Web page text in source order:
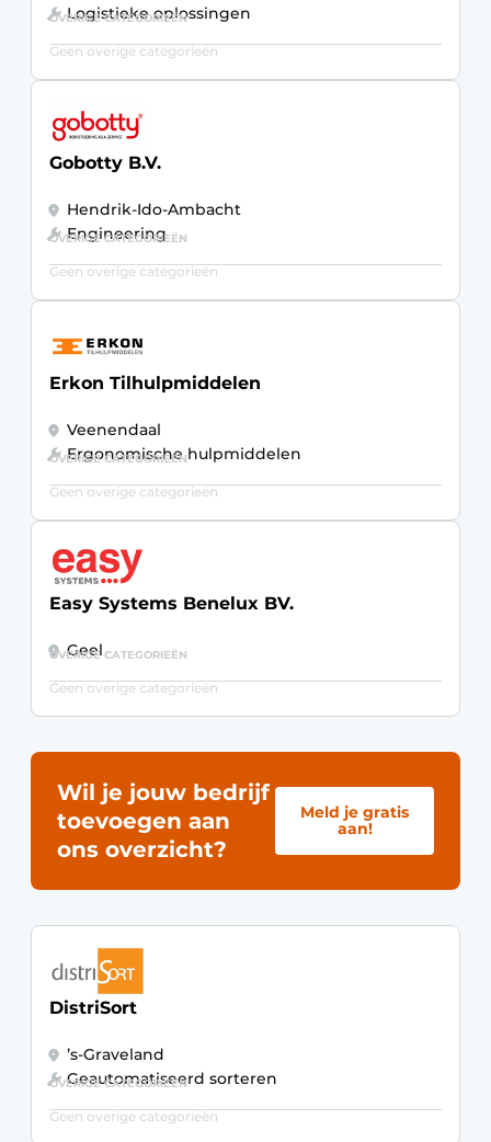
Logistieke oplossingen
OVERIGE CATEGORIEËN
Geen overige categorieën
Gobotty B.V.
Hendrik-Ido-Ambacht
Engineering
OVERIGE CATEGORIEËN
Geen overige categorieën
Erkon Tilhulpmiddelen
Veenendaal
Ergonomische hulpmiddelen
OVERIGE CATEGORIEËN
Geen overige categorieën
Easy Systems Benelux BV.
Geel
OVERIGE CATEGORIEËN
Geen overige categorieën
Wil je jouw bedrijf
toevoegen aan
ons overzicht?
Meld je gratis
aan!
DistriSort
’s-Graveland
Geautomatiseerd sorteren
OVERIGE CATEGORIEËN
Geen overige categorieën